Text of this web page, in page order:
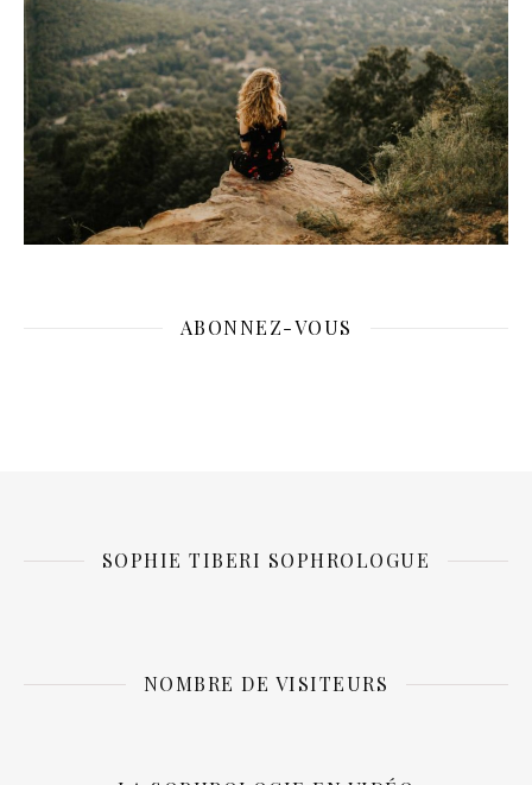
ABONNEZ-VOUS
SOPHIE TIBERI SOPHROLOGUE
NOMBRE DE VISITEURS